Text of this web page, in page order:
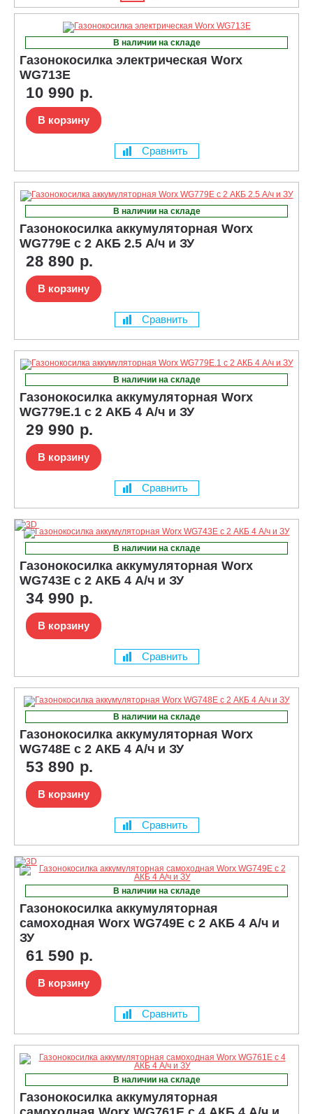
В наличии на складе
Газонокосилка электрическая Worx
WG713E
10 990 р.
В корзину
Сравнить
В наличии на складе
Газонокосилка аккумуляторная Worx
WG779E с 2 АКБ 2.5 А/ч и ЗУ
28 890 р.
В корзину
Сравнить
В наличии на складе
Газонокосилка аккумуляторная Worx
WG779E.1 с 2 АКБ 4 А/ч и ЗУ
29 990 р.
В корзину
Сравнить
В наличии на складе
Газонокосилка аккумуляторная Worx
WG743E с 2 АКБ 4 А/ч и ЗУ
34 990 р.
В корзину
Сравнить
В наличии на складе
Газонокосилка аккумуляторная Worx
WG748E с 2 АКБ 4 А/ч и ЗУ
53 890 р.
В корзину
Сравнить
В наличии на складе
Газонокосилка аккумуляторная
самоходная Worx WG749E с 2 АКБ 4 А/ч и
ЗУ
61 590 р.
В корзину
Сравнить
В наличии на складе
Газонокосилка аккумуляторная